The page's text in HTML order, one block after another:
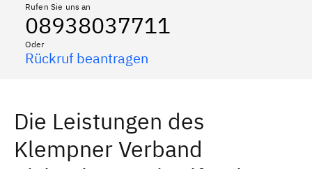
Rufen Sie uns an
08938037711
Oder
Rückruf beantragen
Die Leistungen des
Klempner Verband